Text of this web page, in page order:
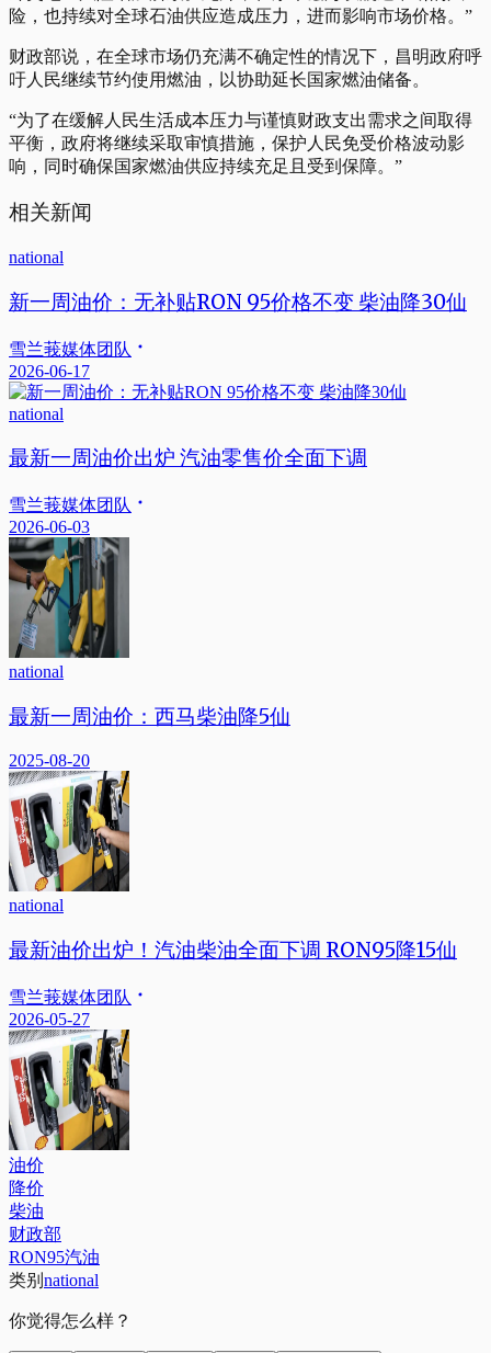
险，也持续对全球石油供应造成压力，进而影响市场价格。”
财政部说，在全球市场仍充满不确定性的情况下，昌明政府呼
吁人民继续节约使用燃油，以协助延长国家燃油储备。
“为了在缓解人民生活成本压力与谨慎财政支出需求之间取得
平衡，政府将继续采取审慎措施，保护人民免受价格波动影
响，同时确保国家燃油供应持续充足且受到保障。”
相关新闻
national
新一周油价：无补贴RON 95价格不变 柴油降30仙
雪兰莪媒体团队
2026-06-17
national
最新一周油价出炉 汽油零售价全面下调
雪兰莪媒体团队
2026-06-03
national
最新一周油价：西马柴油降5仙
2025-08-20
national
最新油价出炉！汽油柴油全面下调 RON95降15仙
雪兰莪媒体团队
2026-05-27
油价
降价
柴油
财政部
RON95汽油
类别 national
你觉得怎么样？